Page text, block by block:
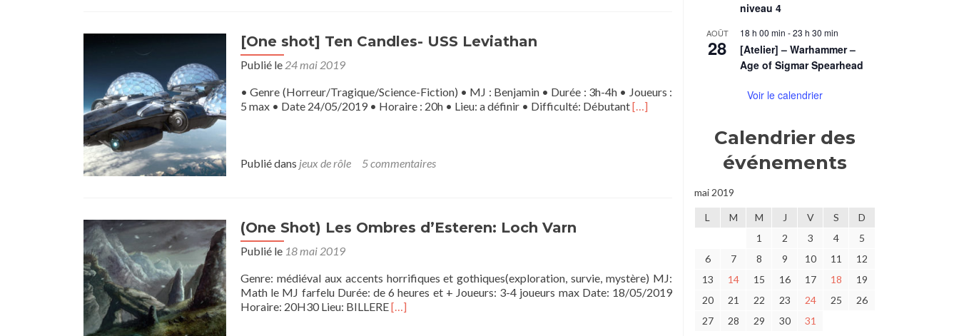
balade
étape
3
[One shot] Ten Candles- USS Leviathan
Publié le 24 mai 2019
• Genre (Horreur/Tragique/Science-Fiction) • MJ : Benjamin • Durée : 3h-4h • Joueurs :
5 max • Date 24/05/2019 • Horaire : 20h • Lieu: a définir • Difficulté: DébutantEn
[…]
Publié dans jeux de rôle 5 commentaires
(One Shot) Les Ombres d’Esteren: Loch Varn
Publié le 18 mai 2019
Genre: médiéval aux accents horrifiques et gothiques(exploration, survie, mystère) MJ:
Math le MJ farfelu Durée: de 6 heures et + Joueurs: 3-4 joueurs max Date: 18/05/2019
Horaire: 20H30 Lieu: BILLEREEn
[…]
niveau 4
AOÛT
28
18 h 00 min -23 h 30 min
[Atelier] – Warhammer –
Age of Sigmar Spearhead
Voir le calendrier
Calendrier des
événements
mai 2019
L M M J V S
D
1
2 3 4
5
6
7 8 9 10 11
12
13
14 15 16 17 18
19
20
21 22 23 24 25
26
27
28 29 30 31